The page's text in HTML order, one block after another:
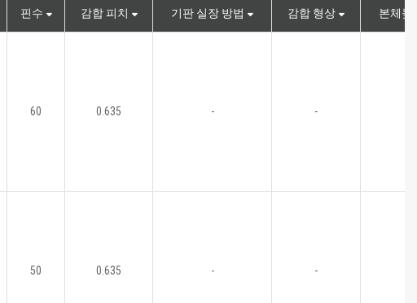
핀수 감합 피치 기판 실장 방법 감합 형상 본체높
60 0.635 - -
50 0.635 - -